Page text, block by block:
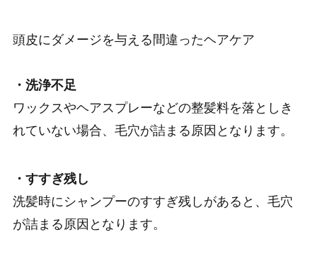
頭皮にダメージを与える間違ったヘアケア
・洗浄不足
ワックスやヘアスプレーなどの整髪料を落としき
れていない場合、毛穴が詰まる原因となります。
・すすぎ残し
洗髪時にシャンプーのすすぎ残しがあると、毛穴
が詰まる原因となります。